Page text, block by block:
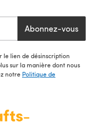
Abonnez-vous
le lien de désinscription
sur la manière dont nous
notre Politique de